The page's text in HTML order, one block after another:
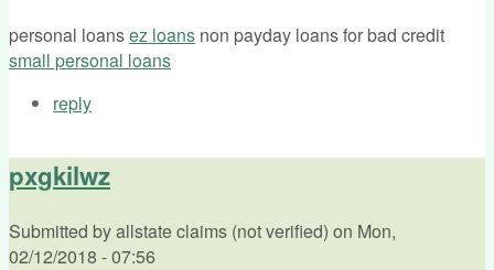
personal loansez loans non payday loans for bad credit
small personal loans
reply
pxgkilwz
Submitted byallstate claims (not verified) on Mon,
02/12/2018 - 07:56